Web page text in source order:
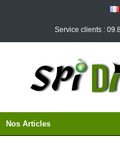
Service clients :
Nos Articles